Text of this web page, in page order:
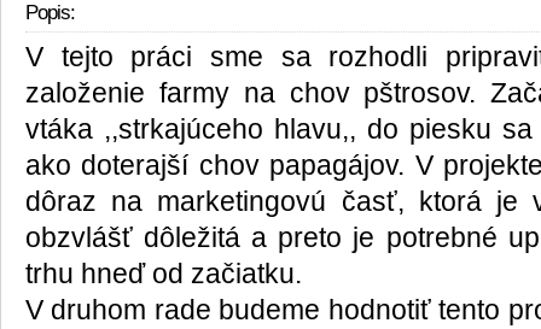
Popis:
V tejto práci sme sa rozhodli
založenie farmy na chov pštrosov.
vtáka ,,strkajúceho hlavu,, do piesku
ako doterajší chov papagájov. V
dôraz na marketingovú časť, ktorá je
obzvlášť dôležitá a preto je potrebné
trhu hneď od začiatku.
V druhom rade budeme hodnotiť tento